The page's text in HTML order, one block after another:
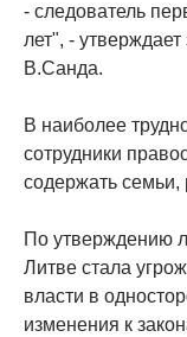
- следователь
лет", -
В.Санда.
В наиболее
сотрудники
содержать семьи,
По утверждению
Литве стала
власти в
изменения к